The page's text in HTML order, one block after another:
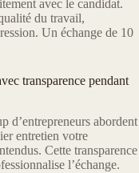
avec le candidat.
du travail,
Un échange de 10
transparence pendant
d’entrepreneurs abordent
entretien votre
Cette transparence
l’échange.